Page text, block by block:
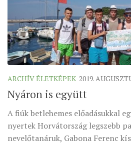
ARCHÍV ÉLETKÉPEK 2019.
Nyáron is együtt
A fiúk betlehemes előadásukkal
nyertek Horvátország legszebb
nevelőtanáruk, Gabona Ferenc